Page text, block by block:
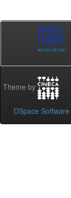
Theme by
DSpace Software